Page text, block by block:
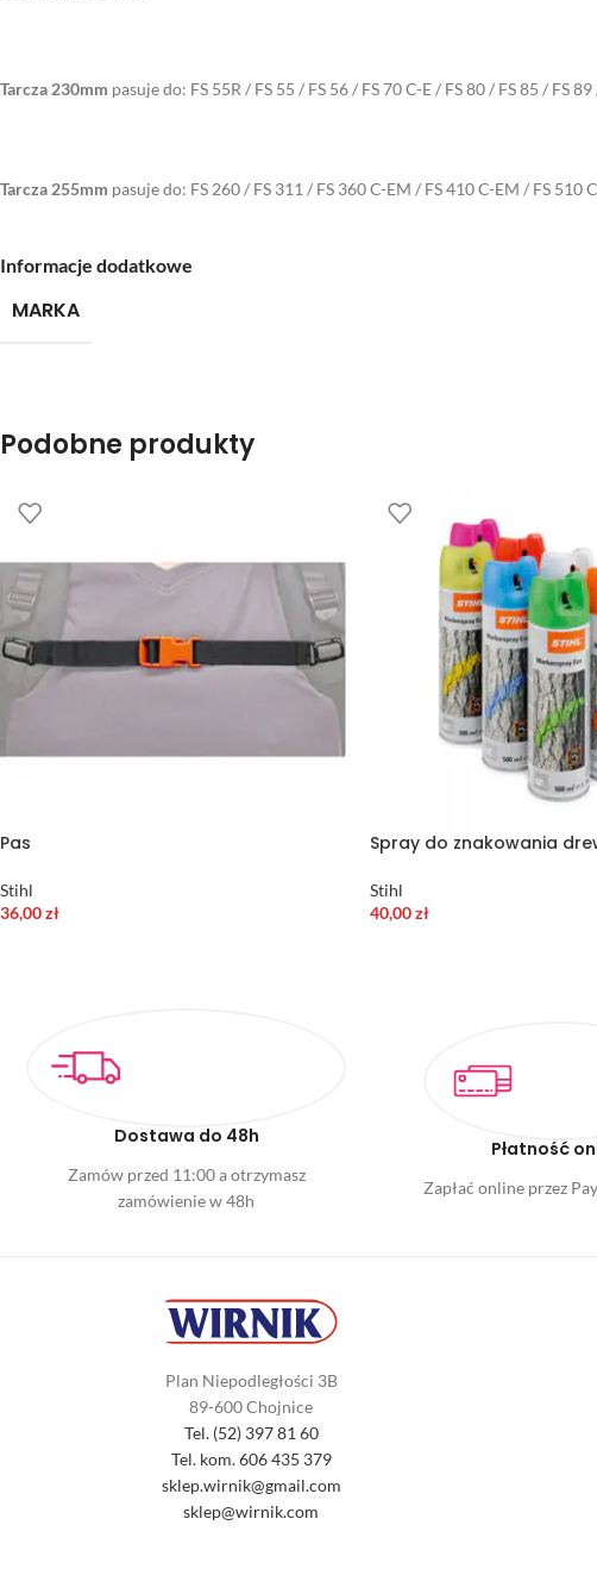
Tarcza 230mm pasuje do: FS 55R / FS 55 / FS 56 / FS 70 C-E / FS 80 / FS 85 / FS
Tarcza 255mm pasuje do: FS 260 / FS 311 / FS 360 C-EM / FS 410 C-EM / FS 510
Informacje dodatkowe
MARKA
Podobne produkty
Pas
Stihl
36,00zł
Spray do znakowania
Stihl
40,00zł
Dostawa do 48h
Zamów przed 11:00 a otrzymasz
zamówienie w 48h
Płatność
Zapłać online przez
Plan Niepodległości 3B
89-600 Chojnice
Tel. (52) 397 81 60
Tel. kom. 606 435 379
sklep.wirnik@gmail.com
sklep@wirnik.com